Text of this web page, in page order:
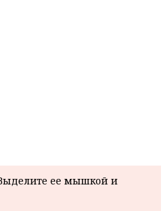
ее мышкой и